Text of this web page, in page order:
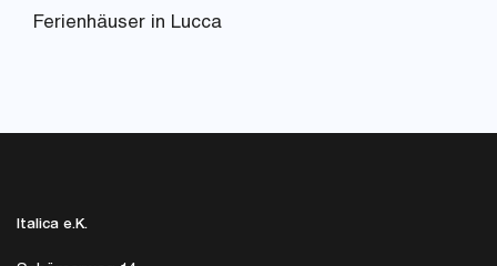
Ferienhäuser in Lucca
Italica e.K.